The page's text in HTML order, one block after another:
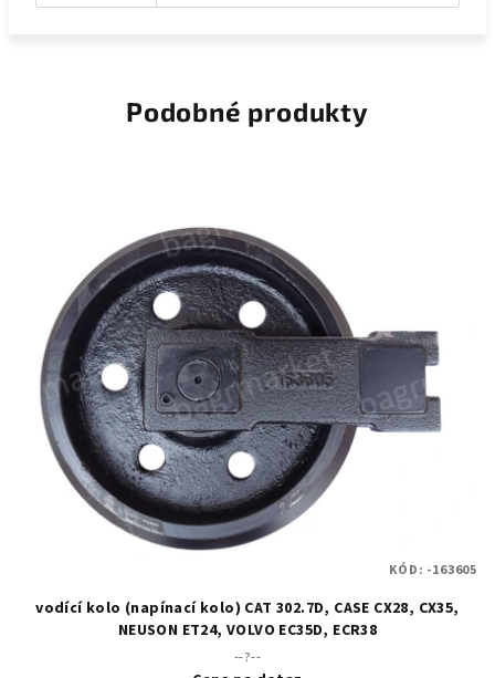
Podobné produkty
vodící kolo (napínací kolo) CAT 302.7D, CASE CX28, CX35,
NEUSON ET24, VOLVO EC35D, ECR38
--?--
KÓD: -163605